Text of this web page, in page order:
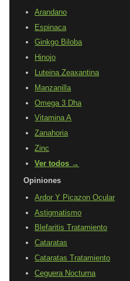
Arandano
Espinaca
Ginkgo Biloba
Hinojo
Luteina Zeaxantina
Manzanilla
Omega 3 Dha
Vitamina A
Zanahoria
Zinc
Ver todos →
Opiniones
Ardor Y Picazon Ocular
Astigmatismo
Blefaritis Tratamiento
Cataratas
Cataratas Tratamiento
Ceguera Nocturna